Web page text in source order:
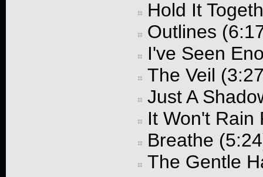
Hold It
Outlines
I've Seen
The Veil
Just A
It Won't Rain
Breathe
The Gentle